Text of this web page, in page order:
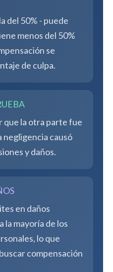
del 50% - puede
menos del 50%
se
de culpa.
que la otra parte fue
negligencia causó
y daños.
en daños
la mayoría de los
lo que
compensación